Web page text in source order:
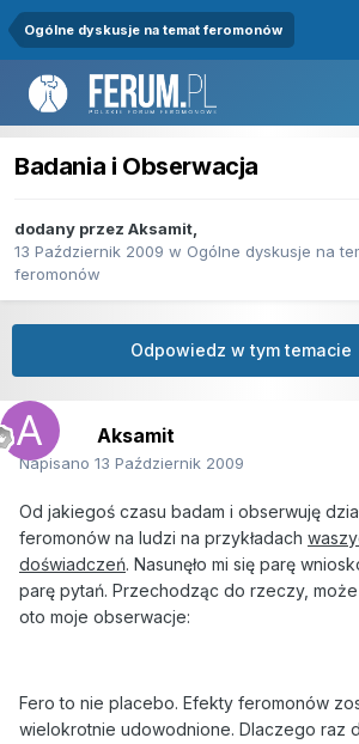
Ogólne dyskusje na temat feromonów
Badania i Obserwacja
dodany przez Aksamit,
13 Październik 2009 w Ogólne dyskusje na
feromonów
Odpowiedz w tym temacie
Aksamit
Napisano 13 Październik 2009
Od jakiegoś czasu badam i obserwuję
feromonów na ludzi na przykładach
doświadczeń. Nasunęło mi się parę
parę pytań. Przechodząc do rzeczy, może
oto moje obserwacje:
Fero to nie placebo. Efekty feromonów
wielokrotnie udowodnione. Dlaczego raz